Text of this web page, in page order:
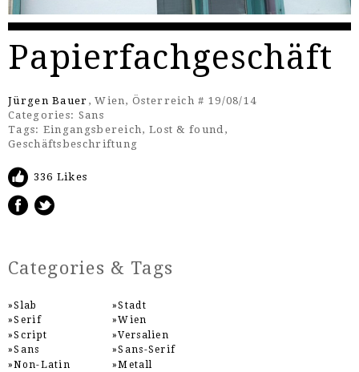
Papierfachgeschäft
Jürgen Bauer , Wien, Österreich # 19/08/14
Categories: Sans
Tags: Eingangsbereich , Lost & found ,
Geschäftsbeschriftung
336 Likes
Categories & Tags
Slab
Serif
Script
Sans
Non-Latin
Stadt
Wien
Versalien
Sans-Serif
Metall